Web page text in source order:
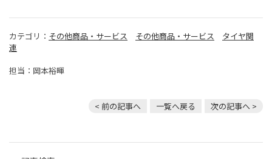
カテゴリ： その他商品・サービス その他商品・サービス
タイヤ関
連
担当：岡本裕暉
< 前の記事へ 一覧へ戻る 次の記事へ >